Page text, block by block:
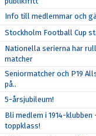
Info till medlemmar och
Stockholm Football Cup
Nationella serierna har
matcher
Seniormatcher och P19
på..
5-årsjubileum!
Bli medlem i 1914-
toppklass!